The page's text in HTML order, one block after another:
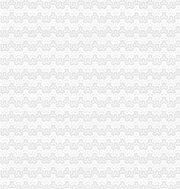
《中华共和国海关报关企业报关注册登记证
如何办理报关注册登记证即海关注册登记证
《中华共和国海关报关单位注册登记证书》
中华共和国海关报关单位注册登记证书.xls
如何办理海关报关登记证书_已解决-阿里巴
广州海关：报关注册登记证书换证的问题
关于海关报关登记证和IC卡-报关报检-福步
2014年海关报关注册登记证书还用…-海关
海关进出口货物收发货人报关注册登记证书
中华共和国海关报关企业报关注册登记证书
海关报关注册登记证书到期了,如何换证？_
杭州海关：海关报关登记证书[]-报关员通关
申请海关报关单位注册登记证书,海关报关